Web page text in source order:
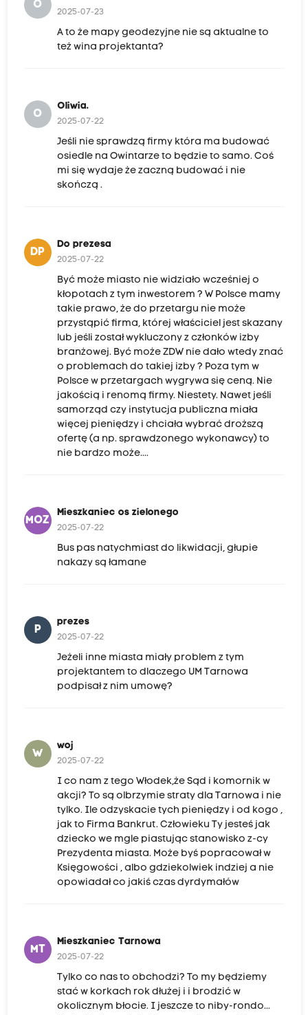
O
2025-07-23
A to że mapy geodezyjne nie są aktualne to
też wina projektanta?
O
Oliwia.
2025-07-22
Jeśli nie sprawdzą firmy która ma budować
osiedle na Owintarze to będzie to samo. Coś
mi się wydaje że zaczną budować i nie
skończą .
DP
Do prezesa
2025-07-22
Być może miasto nie widziało wcześniej o
kłopotach z tym inwestorem ? W Polsce mamy
takie prawo, że do przetargu nie może
przystąpić firma, której właściciel jest skazany
lub jeśli został wykluczony z członków izby
branżowej. Być może ZDW nie dało wtedy znać
o problemach do takiej izby ? Poza tym w
Polsce w przetargach wygrywa się ceną. Nie
jakością i renomą firmy. Niestety. Nawet jeśli
samorząd czy instytucja publiczna miała
więcej pieniędzy i chciała wybrać droższą
ofertę (a np. sprawdzonego wykonawcy) to
nie bardzo może....
MOZ
Mieszkaniec os zielonego
2025-07-22
Bus pas natychmiast do likwidacji, głupie
nakazy są łamane
P
prezes
2025-07-22
Jeżeli inne miasta miały problem z tym
projektantem to dlaczego UM Tarnowa
podpisał z nim umowę?
W
woj
2025-07-22
I co nam z tego Włodek,że Sąd i komornik w
akcji? To są olbrzymie straty dla Tarnowa i nie
tylko. Ile odzyskacie tych pieniędzy i od kogo ,
jak to Firma Bankrut. Człowieku Ty jesteś jak
dziecko we mgle piastując stanowisko z-cy
Prezydenta miasta. Może byś popracował w
Księgowości , albo gdziekolwiek indziej a nie
opowiadał co jakiś czas dyrdymałów
MT
Mieszkaniec Tarnowa
2025-07-22
Tylko co nas to obchodzi? To my będziemy
stać w korkach rok dłużej i i brodzić w
okolicznym błocie. I jeszcze to niby-rondo...